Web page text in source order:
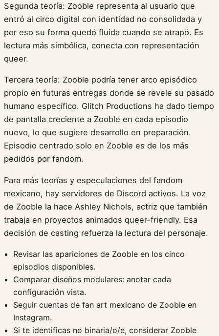
Segunda teoría: Zooble representa al usuario que
entró al circo digital con identidad no consolidada y
por eso su forma quedó fluida cuando se atrapó. Es
lectura más simbólica, conecta con representación
queer.
Tercera teoría: Zooble podría tener arco episódico
propio en futuras entregas donde se revele su pasado
humano específico. Glitch Productions ha dado tiempo
de pantalla creciente a Zooble en cada episodio
nuevo, lo que sugiere desarrollo en preparación.
Episodio centrado solo en Zooble es de los más
pedidos por fandom.
Para más teorías y especulaciones del fandom
mexicano, hay servidores de Discord activos. La voz
de Zooble la hace Ashley Nichols, actriz que también
trabaja en proyectos animados queer-friendly. Esa
decisión de casting refuerza la lectura del personaje.
Revisar las apariciones de Zooble en los cinco
episodios disponibles.
Comparar diseños modulares: anotar cada
configuración vista.
Seguir cuentas de fan art mexicano de Zooble en
Instagram.
Si te identificas no binaria/o/e, considerar Zooble